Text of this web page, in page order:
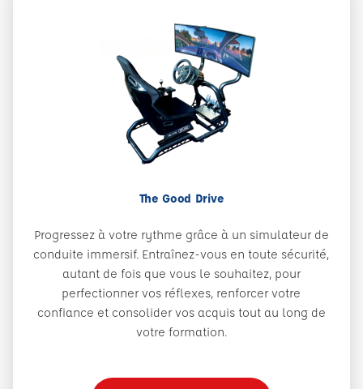
The Good Drive
Progressez à votre rythme grâce à un simulateur de
conduite immersif. Entraînez-vous en toute sécurité,
autant de fois que vous le souhaitez, pour
perfectionner vos réflexes, renforcer votre
confiance et consolider vos acquis tout au long de
votre formation.